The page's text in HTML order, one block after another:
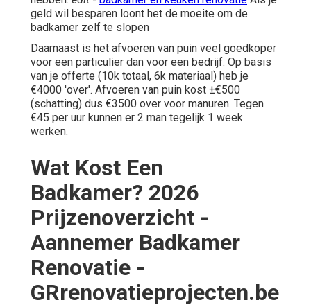
geld wil besparen loont het de moeite om de
badkamer zelf te slopen
Daarnaast is het afvoeren van puin veel goedkoper
voor een particulier dan voor een bedrijf. Op basis
van je offerte (10k totaal, 6k materiaal) heb je
€4000 'over'. Afvoeren van puin kost ±€500
(schatting) dus €3500 over voor manuren. Tegen
€45 per uur kunnen er 2 man tegelijk 1 week
werken.
Wat Kost Een
Badkamer? 2026
Prijzenoverzicht -
Aannemer Badkamer
Renovatie -
GRrenovatieprojecten.be